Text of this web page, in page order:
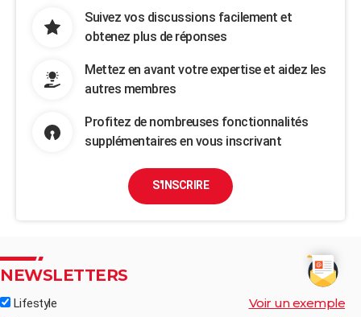
Suivez vos discussions facilement et
obtenez plus de réponses
Mettez en avant votre expertise et aidez les
autres membres
Profitez de nombreuses fonctionnalités
supplémentaires en vous inscrivant
S'INSCRIRE
NEWSLETTERS
Lifestyle Voir un exemple